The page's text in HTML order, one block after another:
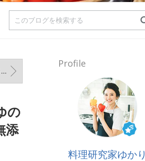
【10分レシピ】フライパン1つで簡単！ワンパンエッグトーストの作り方
の
添
Profile
料理研究家ゆかり